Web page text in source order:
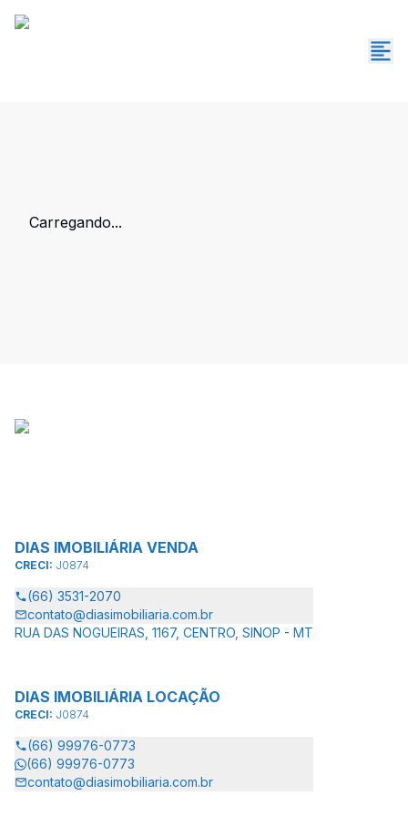
Carregando...
DIAS IMOBILIÁRIA VENDA
CRECI: J0874
(66) 3531-2070
contato@diasimobiliaria.com.br
RUA DAS NOGUEIRAS, 1167, CENTRO, SINOP - MT
DIAS IMOBILIÁRIA LOCAÇÃO
CRECI: J0874
(66) 99976-0773
(66) 99976-0773
contato@diasimobiliaria.com.br